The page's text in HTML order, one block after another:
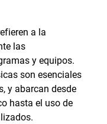
a la
las
y equipos.
son esenciales
y abarcan desde
hasta el uso de